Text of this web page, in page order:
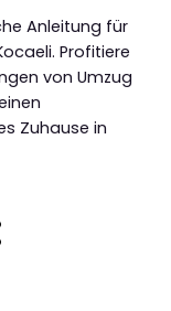
Anleitung für
Profitiere
von Umzug
Zuhause in